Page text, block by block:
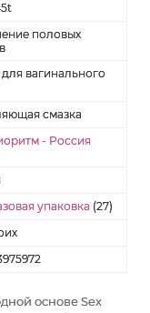
половых
вагинального
смазка
- Россия
упаковка (27)
основе Sex